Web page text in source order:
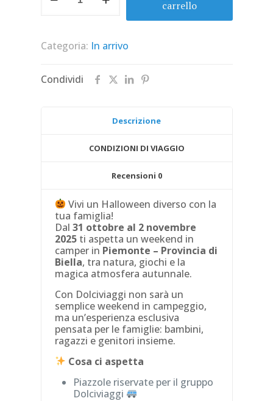
Edizione
Dolciviaggi
carrello
Categoria: In arrivo
Condividi
Descrizione
CONDIZIONI DI VIAGGIO
Recensioni 0
Vivi un Halloween diverso con la
tua famiglia!
Dal31 ottobre al 2 novembre
2025 ti aspetta un weekend in
camper in Piemonte – Provincia di
Biella, tra natura, giochi e la
magica atmosfera autunnale.
Con Dolciviaggi non sarà un
semplice weekend in campeggio,
ma un’esperienza esclusiva
pensata per le famiglie: bambini,
ragazzi e genitori insieme.
Cosa ci aspetta
Piazzole riservate per il gruppo
Dolciviaggi